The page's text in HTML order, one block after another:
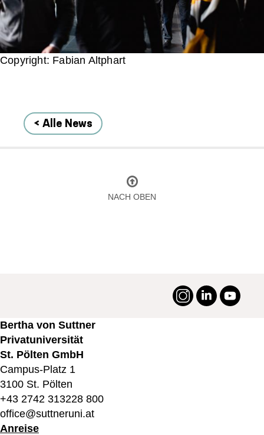
Copyright: Fabian Altphart
< Alle News
NACH OBEN
#suttneruni
Instagram
LinkedIn
Bertha von Suttner
Privatuniversität
St. Pölten GmbH
Campus-Platz 1
3100 St. Pölten
+43 2742 313228 800
office@suttneruni.at
Anreise